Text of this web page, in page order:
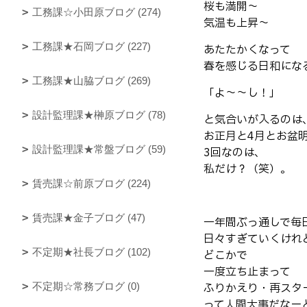
桜も満開〜
気温も上昇〜
あたたかくなって
春を感じる日和にな
「よ〜〜し！」
と気合いが入るのは、
お正月と4月とお盆
3回なのは、
私だけ？（笑）。
一年間ぶっ通しで毎
日々すぎていくけれ
どこかで
一度立ち止まって
ふりかえり・再スタ
工務課☆小田原ブログ (274)
工務課★石岡ブログ (227)
工務課★山脇ブログ (269)
設計監理課★榊原ブログ (78)
設計監理課★常盤ブログ (59)
賃売課☆前原ブログ (224)
賃売課★金子ブログ (47)
不定期★社長ブログ (102)
不定期☆常務ブログ (0)